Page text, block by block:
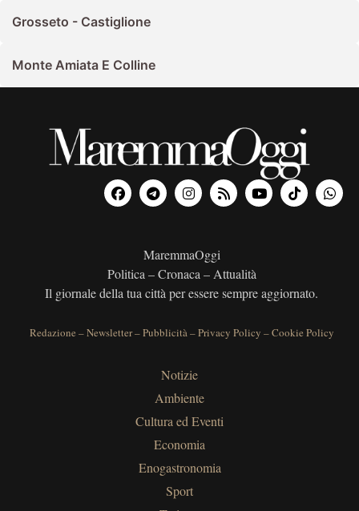
Grosseto - Castiglione
Monte Amiata E Colline
MaremmaOggi
Politica – Cronaca – Attualità
Il giornale della tua città per essere sempre aggiornato.
Redazione –Newsletter–Pubblicità–Privacy Policy –Cookie Policy
Notizie
Ambiente
Cultura ed Eventi
Economia
Enogastronomia
Sport